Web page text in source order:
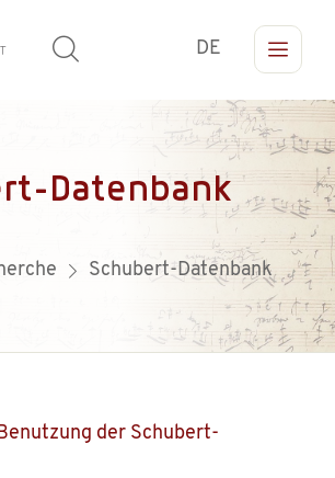
DE
Datenbank
Schubert-Datenbank
der Schubert-